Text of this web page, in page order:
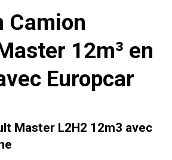
Camion
12m³ en
Europcar
Master L2H2 12m3 avec